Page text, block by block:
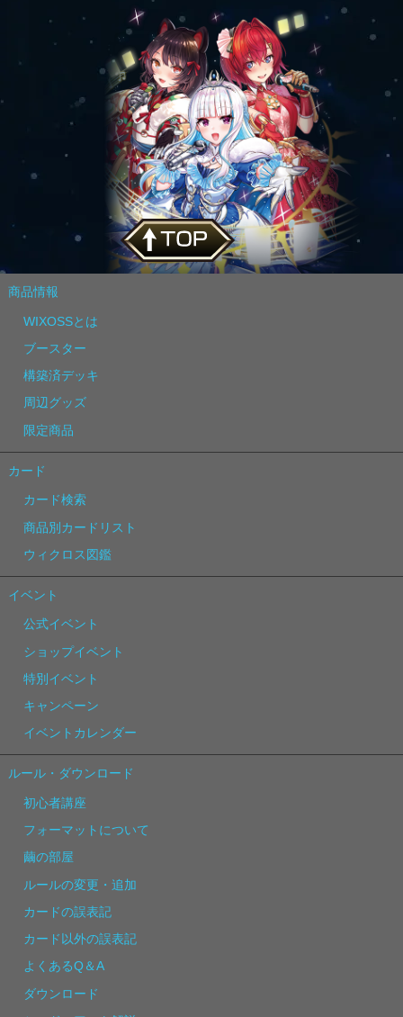
商品情報
WIXOSSとは
ブースター
構築済デッキ
周辺グッズ
限定商品
カード
カード検索
商品別カードリスト
ウィクロス図鑑
イベント
公式イベント
ショップイベント
特別イベント
キャンペーン
イベントカレンダー
ルール・ダウンロード
初心者講座
フォーマットについて
繭の部屋
ルールの変更・追加
カードの誤表記
カード以外の誤表記
よくあるQ＆A
ダウンロード